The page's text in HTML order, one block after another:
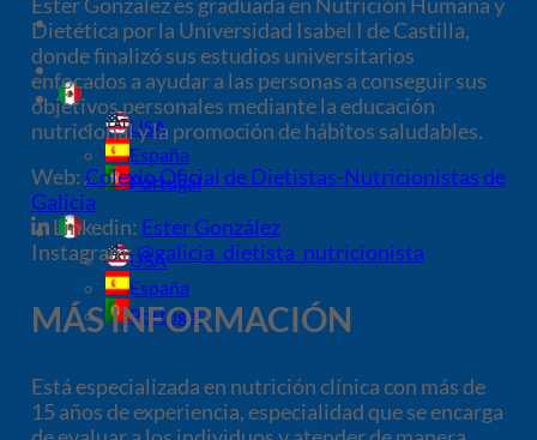
USA
España
Portugal
USA
España
Portugal
Ester González es graduada en Nutrición Humana y
Dietética por la Universidad Isabel I de Castilla,
donde finalizó sus estudios universitarios
enfocados a ayudar a las personas a conseguir sus
objetivos personales mediante la educación
nutricional y la promoción de hábitos saludables.
Web:Colexio Oficial de Dietistas-Nutricionistas de
Galicia
Linkedin: Ester González
Instagram:@galicia_dietista_nutricionista
MÁS INFORMACIÓN
Está especializada en nutrición clínica con más de
15 años de experiencia, especialidad que se encarga